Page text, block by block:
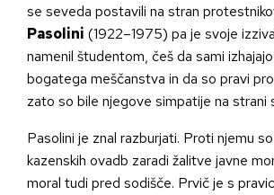
se seveda postavili na stran
Pasolini (1922–1975) pa je svoje
namenil študentom, češ da sami
bogatega meščanstva in da so pravi
zato so bile njegove simpatije na strani
Pasolini je znal razburjati. Proti njemu
kazenskih ovadb zaradi žalitve javne
moral tudi pred sodišče. Prvič je s